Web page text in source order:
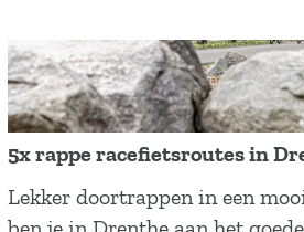
5x rappe racefietsroutes in
5
x
Lekker doortrappen in een